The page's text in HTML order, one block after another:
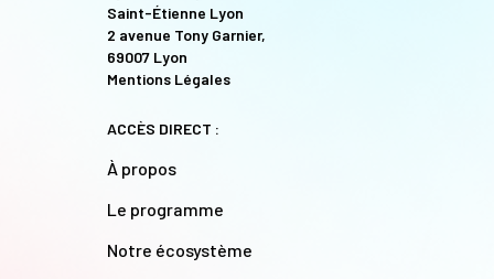
Saint-Étienne Lyon
2 avenue Tony Garnier,
69007 Lyon
Mentions Légales
ACCÈS DIRECT :
À propos
Le programme
Notre écosystème